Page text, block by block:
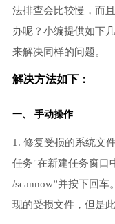
法排查会比较慢，而
办呢？小编提供如下
来解决同样的问题。
解决方法如下：
一、 手动操作
1. 修复受损的系统文
任务"在新建任务窗口
/scannow”并按下回
现的受损文件，但是